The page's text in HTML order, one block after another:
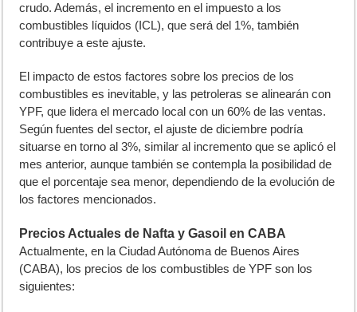
crudo. Además, el incremento en el impuesto a los
combustibles líquidos (ICL), que será del 1%, también
contribuye a este ajuste.
El impacto de estos factores sobre los precios de los
combustibles es inevitable, y las petroleras se alinearán con
YPF, que lidera el mercado local con un 60% de las ventas.
Según fuentes del sector, el ajuste de diciembre podría
situarse en torno al 3%, similar al incremento que se aplicó el
mes anterior, aunque también se contempla la posibilidad de
que el porcentaje sea menor, dependiendo de la evolución de
los factores mencionados.
Precios Actuales de Nafta y Gasoil en CABA
Actualmente, en la Ciudad Autónoma de Buenos Aires
(CABA), los precios de los combustibles de YPF son los
siguientes: